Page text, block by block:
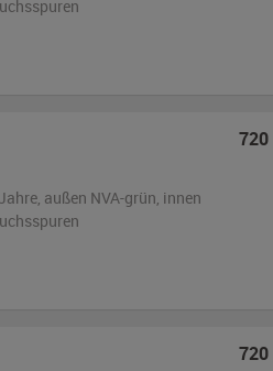
außen NVA-grün, innen
720
720